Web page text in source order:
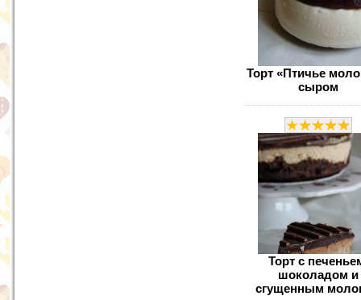
Торт «Птичье
сыром
Торт с
шоколадом и
сгущенным